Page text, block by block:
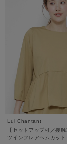
Lui Chantant
【セットアップ可／接触
ツインフレアヘムカット